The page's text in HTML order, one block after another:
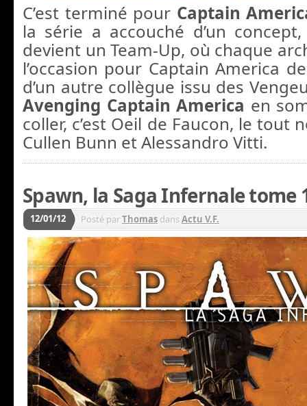
C’est terminé pour Captain
la série a accouché d’un
devient un Team-Up, où chaque
l’occasion pour Captain America
d’un autre collègue issu des
Avenging Captain America en
coller, c’est Oeil de Faucon, le tout
Cullen Bunn et Alessandro Vitti.
Spawn, la Saga Infernale tome
12/01/12 Posté parThomas dansActu V.F.